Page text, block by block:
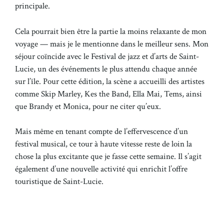
principale.
Cela pourrait bien être la partie la moins relaxante de mon
voyage — mais je le mentionne dans le meilleur sens. Mon
séjour coïncide avec le Festival de jazz et d’arts de Saint-
Lucie, un des événements le plus attendu chaque année
sur l’île. Pour cette édition, la scène a accueilli des artistes
comme Skip Marley, Kes the Band, Ella Mai, Tems, ainsi
que Brandy et Monica, pour ne citer qu’eux.
Mais même en tenant compte de l’effervescence d’un
festival musical, ce tour à haute vitesse reste de loin la
chose la plus excitante que je fasse cette semaine. Il s’agit
également d’une nouvelle activité qui enrichit l’offre
touristique de Saint-Lucie.